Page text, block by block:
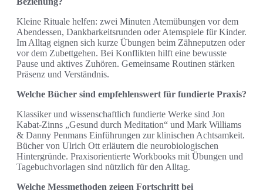
Kleine Rituale helfen: zwei Minuten Atemübungen vor dem
Abendessen, Dankbarkeitsrunden oder Atemspiele für Kinder.
Im Alltag eignen sich kurze Übungen beim Zähneputzen oder
vor dem Zubettgehen. Bei Konflikten hilft eine bewusste
Pause und aktives Zuhören. Gemeinsame Routinen stärken
Präsenz und Verständnis.
Welche Bücher sind empfehlenswert für fundierte Praxis?
Klassiker und wissenschaftlich fundierte Werke sind Jon
Kabat‑Zinns „Gesund durch Meditation“ und Mark Williams
& Danny Penmans Einführungen zur klinischen Achtsamkeit.
Bücher von Ulrich Ott erläutern die neurobiologischen
Hintergründe. Praxisorientierte Workbooks mit Übungen und
Tagebuchvorlagen sind nützlich für den Alltag.
Welche Messmethoden zeigen Fortschritt bei